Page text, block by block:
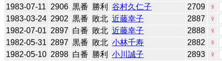
1983-07-11 2906 黒番 勝利 谷村久仁子 2709
♀
1983-03-24 2902 黒番 敗北 近藤幸子 2887
♀
1982-07-01 2897 白番 敗北 近藤幸子 2888
♀
1982-05-31 2897 黒番 敗北 小林千寿 2882
♀
1982-05-10 2898 白番 勝利 小川誠子 2893
♀